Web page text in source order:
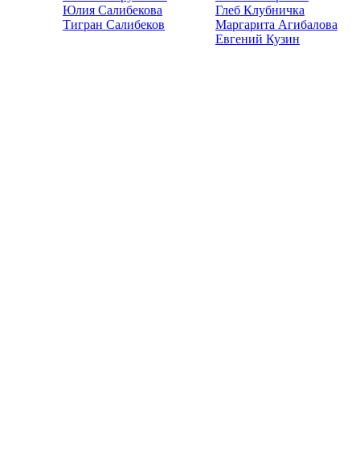
Юлия Салибекова
Тигран Салибеков
Глеб Клубничка
Маргарита Агибалова
Евгений Кузин